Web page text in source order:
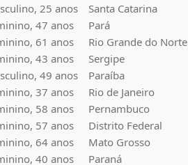
25 anos Santa Catarina
47 anos Pará
61 anos Rio Grande do Norte
43 anos Sergipe
49 anos Paraíba
37 anos Rio de Janeiro
58 anos Pernambuco
57 anos Distrito Federal
64 anos Mato Grosso
40 anos Paraná